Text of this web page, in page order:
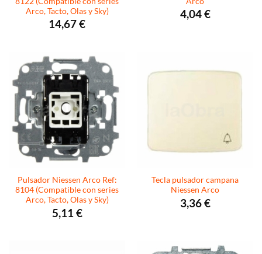
Arco, Tacto, Olas y Sky)
14,67€
4,04€
Pulsador Niessen Arco Ref:
8104 (Compatible con series
Arco, Tacto, Olas y Sky)
5,11€
Tecla pulsador campana
Niessen Arco
3,36€